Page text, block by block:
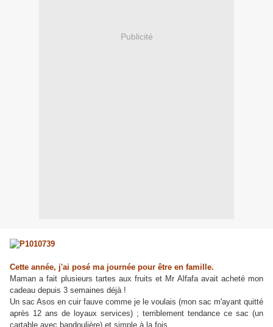
Publicité
Cette année, j'ai posé ma journée pour être en famille.
Maman a fait plusieurs tartes aux fruits et Mr Alfafa avait acheté mon
cadeau depuis 3 semaines déjà !
Un sac Asos en cuir fauve comme je le voulais (mon sac m'ayant quitté
après 12 ans de loyaux services) ; terriblement tendance ce sac (un
cartable avec bandoulière) et simple à la fois.